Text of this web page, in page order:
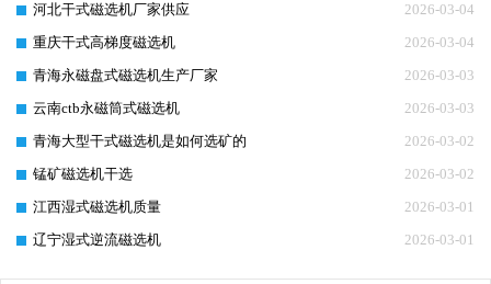
2026-03-04
河北干式磁选机厂家供应
2026-03-04
重庆干式高梯度磁选机
2026-03-03
青海永磁盘式磁选机生产厂家
2026-03-03
云南ctb永磁筒式磁选机
2026-03-02
青海大型干式磁选机是如何选矿的
2026-03-02
锰矿磁选机干选
2026-03-01
江西湿式磁选机质量
2026-03-01
辽宁湿式逆流磁选机